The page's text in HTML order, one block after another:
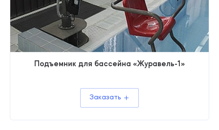
Подъемник для бассейна «Журавель-1»
Заказать